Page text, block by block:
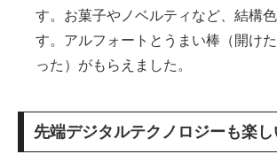
す。お菓子やノベルティなど、結構
す。アルフォートとうまい棒（開け
った）がもらえました。
先端デジタルテクノロジーも楽し